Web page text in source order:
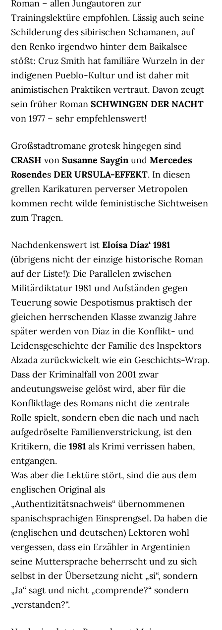
Roman – allen Jungautoren zur
Trainingslektüre empfohlen. Lässig auch seine
Schilderung des sibirischen Schamanen, auf
den Renko irgendwo hinter dem Baikalsee
stößt: Cruz Smith hat familiäre Wurzeln in der
indigenen Pueblo-Kultur und ist daher mit
animistischen Praktiken vertraut. Davon zeugt
sein früher RomanSCHWINGEN DER NACHT
von 1977 – sehr empfehlenswert!
Großstadtromane grotesk hingegen sind
CRASH vonSusanne SayginundMercedes
RosendesDER URSULA-EFFEKT. In diesen
grellen Karikaturen perverser Metropolen
kommen recht wilde feministische Sichtweisen
zum Tragen.
Nachdenkenswert istEloísa Díaz‘ 1981
(übrigens nicht der einzige historische Roman
auf der Liste!): Die Parallelen zwischen
Militärdiktatur 1981 und Aufständen gegen
Teuerung sowie Despotismus praktisch der
gleichen herrschenden Klasse zwanzig Jahre
später werden von Díaz in die Konflikt- und
Leidensgeschichte der Familie des Inspektors
Alzada zurückwickelt wie ein Geschichts-Wrap.
Dass der Kriminalfall von 2001 zwar
andeutungsweise gelöst wird, aber für die
Konfliktlage des Romans nicht die zentrale
Rolle spielt, sondern eben die nach und nach
aufgedröselte Familienverstrickung, ist den
Kritikern, die1981 als Krimi verrissen haben,
entgangen.
Was aber die Lektüre stört, sind die aus dem
englischen Original als
„Authentizitätsnachweis“ übernommenen
spanischsprachigen Einsprengsel. Da haben die
(englischen und deutschen) Lektoren wohl
vergessen, dass ein Erzähler in Argentinien
seine Muttersprache beherrscht und zu sich
selbst in der Übersetzung nicht „si“, sondern
„Ja“ sagt und nicht „comprende?“ sondern
„verstanden?“.